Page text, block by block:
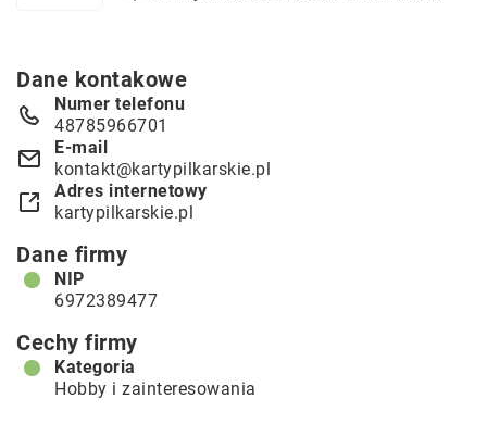
Dane kontakowe
Numer telefonu
48785966701
E-mail
kontakt@kartypilkarskie.pl
Adres internetowy
kartypilkarskie.pl
Dane firmy
NIP
6972389477
Cechy firmy
Kategoria
Hobby i zainteresowania